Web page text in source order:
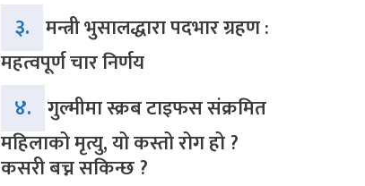
३. मन्त्री भुसालद्धारा पदभार ग्रहण :
महत्वपूर्ण चार निर्णय
४. गुल्मीमा स्क्रब टाइफस संक्रमित
महिलाको मृत्यु, यो कस्तो रोग हो ?
कसरी बच्न सकिन्छ ?